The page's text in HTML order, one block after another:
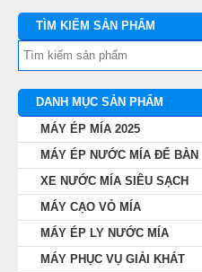
TÌM KIẾM SẢN PHẨM
DANH MỤC SẢN PHẨM
MÁY ÉP MÍA 2025
MÁY ÉP NƯỚC MÍA ĐỂ BÀN
XE NƯỚC MÍA SIÊU SẠCH
MÁY CẠO VỎ MÍA
MÁY ÉP LY NƯỚC MÍA
MÁY PHỤC VỤ GIẢI KHÁT